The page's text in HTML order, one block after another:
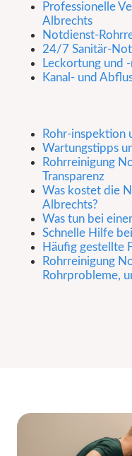
Professionelle
Albrechts
Notdienst-
24/7 Sanitär-
Leckortung und
Kanal- und
Rohr-inspektion
Wartungstipps
Rohrreinigung
Transparenz
Was kostet die
Albrechts?
Was tun bei
Schnelle Hilfe
Häufig gestellte
Rohrreinigung
Rohrprobleme,